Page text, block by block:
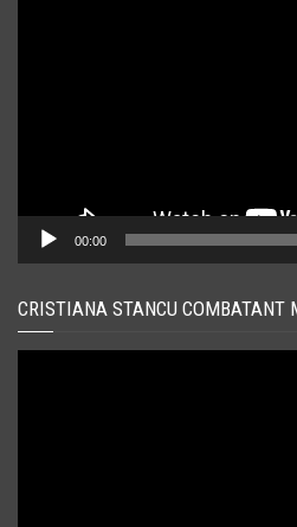
00:00
CRISTIANA STANCU